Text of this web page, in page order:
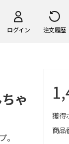
ログイン 注文履歴
ゃ
。
獲得
商品